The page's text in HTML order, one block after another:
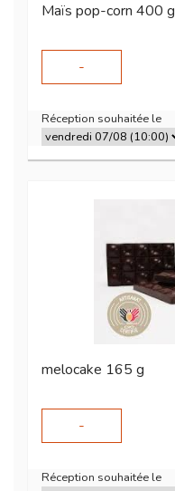
Maïs pop-corn 400 g
-
Réception souhaitée le
melocake 165 g
-
Réception souhaitée le